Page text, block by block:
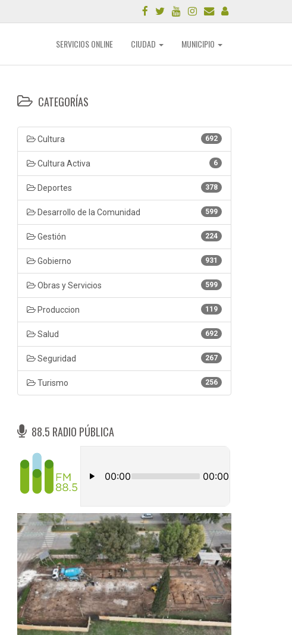
SERVICIOS ONLINE CIUDAD MUNICIPIO
CATEGORÍAS
692
Cultura
6
Cultura Activa
378
Deportes
599
Desarrollo de la Comunidad
224
Gestión
931
Gobierno
599
Obras y Servicios
119
Produccion
692
Salud
267
Seguridad
256
Turismo
88.5 RADIO PÚBLICA